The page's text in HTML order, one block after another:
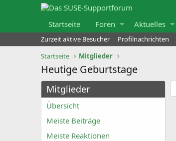
Startseite Foren Aktuelles
Zurzeit aktive Besucher Profilnachrichten
Startseite
Mitglieder
Heutige Geburtstage
Mitglieder
Übersicht
Meiste Beiträge
Meiste Reaktionen